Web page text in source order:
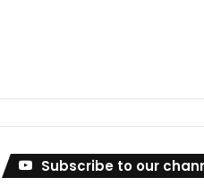
Subscribe to our